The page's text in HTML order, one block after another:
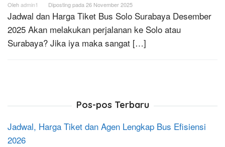
Olehadmin1 Diposting pada26 November 2025
Jadwal dan Harga Tiket Bus Solo Surabaya Desember
2025 Akan melakukan perjalanan ke Solo atau
Surabaya? Jika iya maka sangat […]
Pos-pos Terbaru
Jadwal, Harga Tiket dan Agen Lengkap Bus Efisiensi
2026